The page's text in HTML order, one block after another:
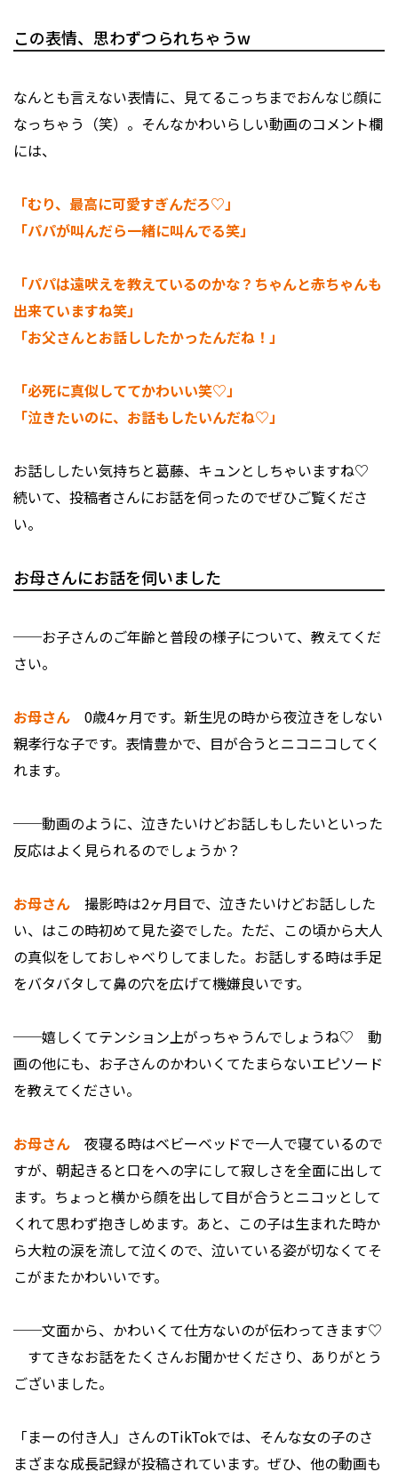
この表情、思わずつられちゃうw
なんとも言えない表情に、見てるこっちまでおんなじ顔に
なっちゃう（笑）。そんなかわいらしい動画のコメント欄
には、
「むり、最高に可愛すぎんだろ♡」
「パパが叫んだら一緒に叫んでる笑」
「パパは遠吠えを教えているのかな？ちゃんと赤ちゃんも
出来ていますね笑」
「お父さんとお話ししたかったんだね！」
「必死に真似しててかわいい笑♡」
「泣きたいのに、お話もしたいんだね♡」
お話ししたい気持ちと葛藤、キュンとしちゃいますね♡
続いて、投稿者さんにお話を伺ったのでぜひご覧くださ
い。
お母さんにお話を伺いました
──お子さんのご年齢と普段の様子について、教えてくだ
さい。
お母さん 0歳4ヶ月です。新生児の時から夜泣きをしない
親孝行な子です。表情豊かで、目が合うとニコニコしてく
れます。
──動画のように、泣きたいけどお話しもしたいといった
反応はよく見られるのでしょうか？
お母さん 撮影時は2ヶ月目で、泣きたいけどお話しした
い、はこの時初めて見た姿でした。ただ、この頃から大人
の真似をしておしゃべりしてました。お話しする時は手足
をバタバタして鼻の穴を広げて機嫌良いです。
──嬉しくてテンション上がっちゃうんでしょうね♡ 動
画の他にも、お子さんのかわいくてたまらないエピソード
を教えてください。
お母さん 夜寝る時はベビーベッドで一人で寝ているので
すが、朝起きると口をへの字にして寂しさを全面に出して
ます。ちょっと横から顔を出して目が合うとニコッとして
くれて思わず抱きしめます。あと、この子は生まれた時か
ら大粒の涙を流して泣くので、泣いている姿が切なくてそ
こがまたかわいいです。
──文面から、かわいくて仕方ないのが伝わってきます♡
すてきなお話をたくさんお聞かせくださり、ありがとう
ございました。
「まーの付き人」さんのTikTokでは、そんな女の子のさ
まざまな成長記録が投稿されています。ぜひ、他の動画も